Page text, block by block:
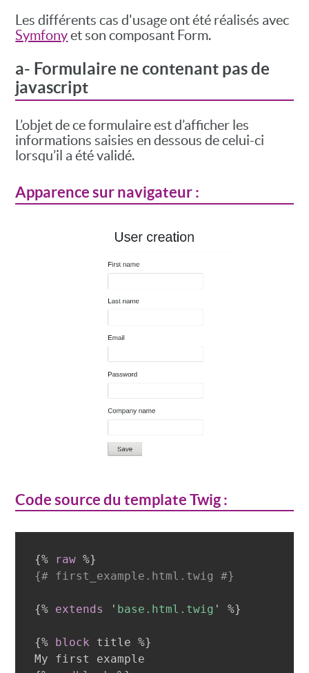
Les différents cas d'usage ont été réalisés avec
Symfonyet son composant Form.
a- Formulaire ne contenant pas de
javascript
L’objet de ce formulaire est d’afficher les
informations saisies en dessous de celui-ci
lorsqu’il a été validé.
Apparence sur navigateur :
Code source du template Twig :
{% raw %}
{# first_example.html.twig #}
{% extends ' base.html.twig ' %}
{% block title %}